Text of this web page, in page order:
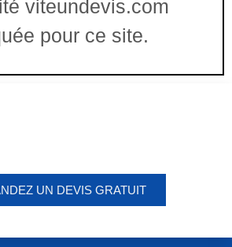
viteundevis.com
pour ce site.
UN DEVIS GRATUIT